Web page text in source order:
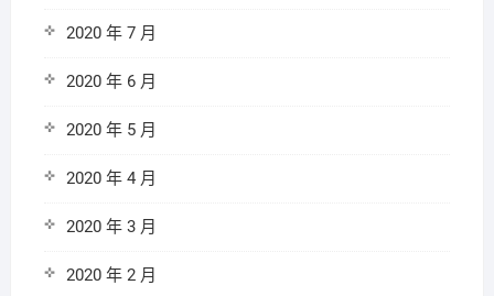
2020 年 7 月
2020 年 6 月
2020 年 5 月
2020 年 4 月
2020 年 3 月
2020 年 2 月